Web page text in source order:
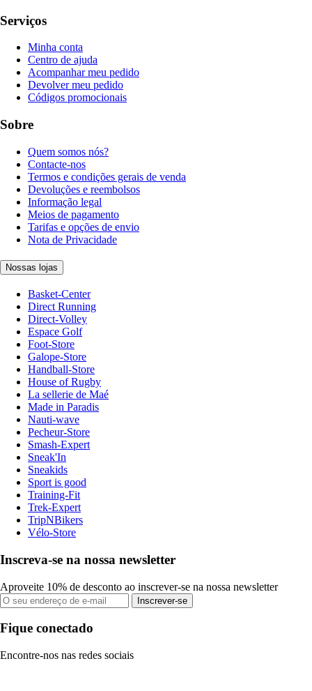
Serviços
Minha conta
Centro de ajuda
Acompanhar meu pedido
Devolver meu pedido
Códigos promocionais
Sobre
Quem somos nós?
Contacte-nos
Termos e condições gerais de venda
Devoluções e reembolsos
Informação legal
Meios de pagamento
Tarifas e opções de envio
Nota de Privacidade
Nossas lojas
Basket-Center
Direct Running
Direct-Volley
Espace Golf
Foot-Store
Galope-Store
Handball-Store
House of Rugby
La sellerie de Maé
Made in Paradis
Nauti-wave
Pecheur-Store
Smash-Expert
Sneak'In
Sneakids
Sport is good
Training-Fit
Trek-Expert
TripNBikers
Vélo-Store
Inscreva-se na nossa newsletter
Aproveite 10% de desconto ao inscrever-se na nossa newsletter
Inscrever-se
Fique conectado
Encontre-nos nas redes sociais